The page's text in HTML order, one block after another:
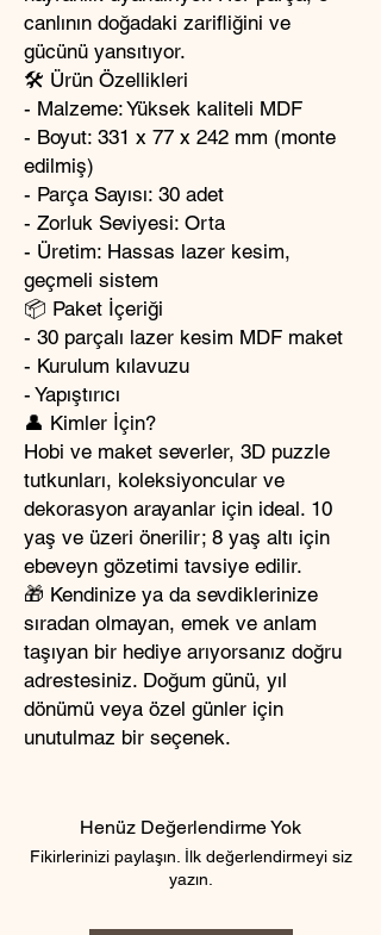
canlının doğadaki zarifliğini ve
gücünü yansıtıyor.
🛠️ Ürün Özellikleri
- Malzeme: Yüksek kaliteli MDF
- Boyut: 331 x 77 x 242 mm (monte
edilmiş)
- Parça Sayısı: 30 adet
- Zorluk Seviyesi: Orta
- Üretim: Hassas lazer kesim,
geçmeli sistem
📦 Paket İçeriği
- 30 parçalı lazer kesim MDF maket
- Kurulum kılavuzu
- Yapıştırıcı
👤 Kimler İçin?
Hobi ve maket severler, 3D puzzle
tutkunları, koleksiyoncular ve
dekorasyon arayanlar için ideal. 10
yaş ve üzeri önerilir; 8 yaş altı için
ebeveyn gözetimi tavsiye edilir.
🎁 Kendinize ya da sevdiklerinize
sıradan olmayan, emek ve anlam
taşıyan bir hediye arıyorsanız doğru
adrestesiniz. Doğum günü, yıl
dönümü veya özel günler için
unutulmaz bir seçenek.
Henüz Değerlendirme Yok
Fikirlerinizi paylaşın. İlk değerlendirmeyi siz
yazın.